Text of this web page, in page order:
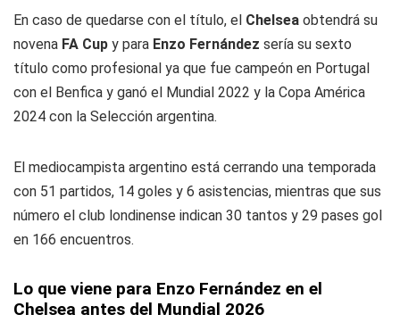
En caso de quedarse con el título, el Chelsea obtendrá su
novena FA Cup y para Enzo Fernández sería su sexto
título como profesional ya que fue campeón en Portugal
con el Benfica y ganó el Mundial 2022 y la Copa América
2024 con la Selección argentina.
El mediocampista argentino está cerrando una temporada
con 51 partidos, 14 goles y 6 asistencias, mientras que sus
número el club londinense indican 30 tantos y 29 pases gol
en 166 encuentros.
Lo que viene para Enzo Fernández en el
Chelsea antes del Mundial 2026